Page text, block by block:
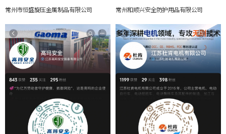
常州市恒盛旋压金属制品有限公司 常州和顺兴安全防护用品有限公司